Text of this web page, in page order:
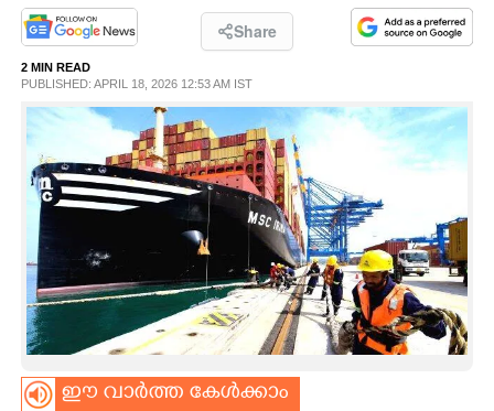
LIFESTYLE
SPIRITUAL
INFO+
ART
ASTRO
Share
2 MIN READ
PUBLISHED: APRIL 18, 2026 12:53 AM IST
ഈ വാർത്ത കേൾക്കാം